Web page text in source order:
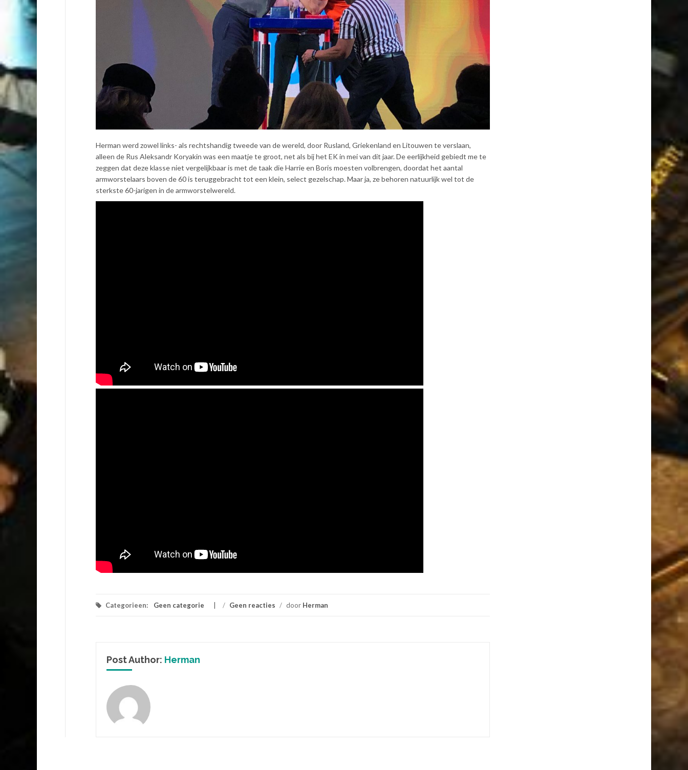
Herman werd zowel links- als rechtshandig tweede van de wereld, door Rusland, Griekenland en Litouwen te verslaan,
alleen de Rus Aleksandr Koryakin was een maatje te groot, net als bij het EK in mei van dit jaar. De eerlijkheid gebiedt me te
zeggen dat deze klasse niet vergelijkbaar is met de taak die Harrie en Boris moesten volbrengen, doordat het aantal
armworstelaars boven de 60 is teruggebracht tot een klein, select gezelschap. Maar ja, ze behoren natuurlijk wel tot de
sterkste 60-jarigen in de armworstelwereld.
Categorieen: Geen categorie / Geen reacties / door Herman
Post Author: Herman